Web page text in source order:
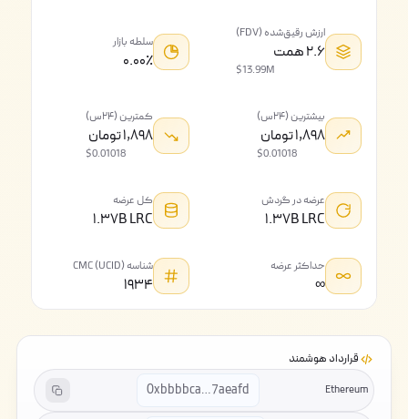
ارزش رقیق‌شده (FDV)
۲.۶ همت
$13.99M
سلطه بازار
۰.۰۰٪
بیشترین (۲۴س)
۱,۸۹۸ تومان
$0.01018
کمترین (۲۴س)
۱,۸۹۸ تومان
$0.01018
عرضه در گردش
۱.۳۷B LRC
کل عرضه
۱.۳۷B LRC
حداکثر عرضه
∞
شناسه CMC (UCID)
۱۹۳۴
قرارداد هوشمند
Ethereum
0xbbbbca…7aeafd